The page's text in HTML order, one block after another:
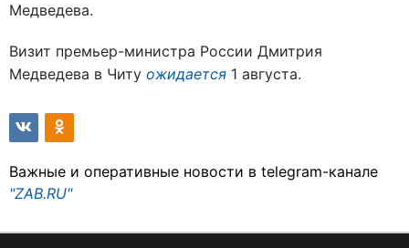
Медведева.
Визит премьер-министра России Дмитрия
Медведева в Читу ожидается 1 августа.
Важные и оперативные новости в telegram-канале
"ZAB.RU"